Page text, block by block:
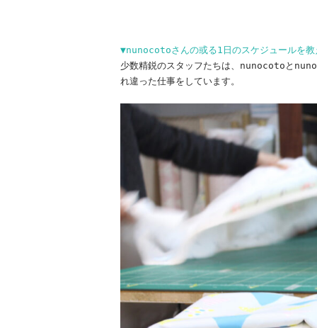
▼nunocotoさんの或る1日のスケジュールを教
少数精鋭のスタッフたちは、nunocotoと
れ違った仕事をしています。